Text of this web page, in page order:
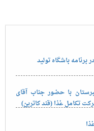
باشگاه تولید
با حضور جناب آقای
تکامل غذا (قند کاترین)